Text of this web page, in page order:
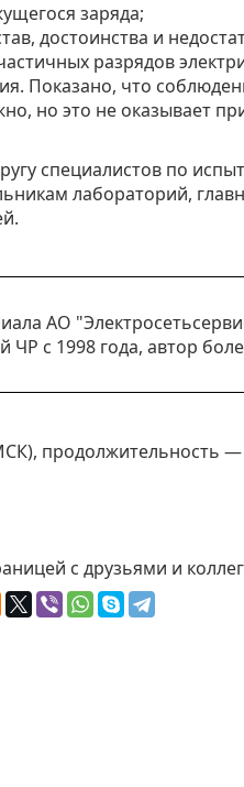
заряда;
достоинства и
разрядов
Показано, что
но это не оказывает
специалистов по
лабораторий,
АО
ЧР с 1998 года, автор
продолжительность
с друзьями и